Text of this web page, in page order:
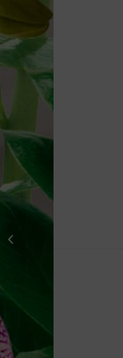
Agrecol BIOHUMICOL